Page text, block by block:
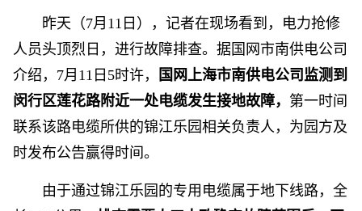
昨天（7月11日），记者在现场看到，电力抢修
人员头顶烈日，进行故障排查。据国网市南供电公司
介绍，7月11日5时许，
国网上海市南供电公司监测到
闵行区莲花路附近一处电缆发生接地故障， 第一时间
联系该路电缆所供的锦江乐园相关负责人，为园方及
时发布公告赢得时间。
由于通过锦江乐园的专用电缆属于地下线路，全